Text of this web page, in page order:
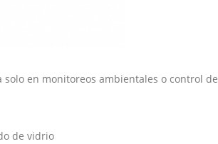
en monitoreos ambientales o control de
de vidrio